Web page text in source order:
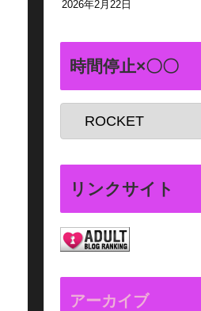
2026年2月22日
時間停止×〇〇
リンクサイト
アーカイブ